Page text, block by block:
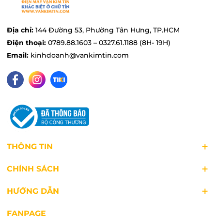
Công suất 400W mạnh mẽ, xay nhanh
chóng
Máy xay EM-H074SV-BK có công suất 400W
nút chỉnh tốc độ dạng ấn, dễ dàng vận hành
Địa chỉ: 144 Đường 53, Phường Tân Hưng, TP.HCM
Điện thoại: 0789.88.1603 – 0327.61.1188 (8H- 19H)
Email: kinhdoanh@vankimtin.com
THÔNG TIN
CHÍNH SÁCH
HƯỚNG DẪN
FANPAGE